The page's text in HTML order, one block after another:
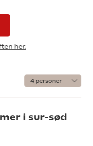
her.
i sur-sød